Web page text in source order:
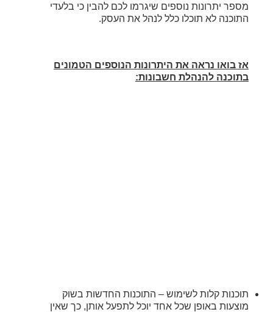
מספר יתרונות נוספים שיגרמו לכם להבין כי בלעדי
התוכנה לא תוכלו כלל לנהל את העסק.
אז בואו נראה את היתרונות הנוספים הטמונים
בתוכנה להנהלת חשבונות:
תוכנות קלות לשימוש – התוכנות החדשות בשוק
מוצעות באופן שכל אחד יוכל לתפעל אותן, כך שאין